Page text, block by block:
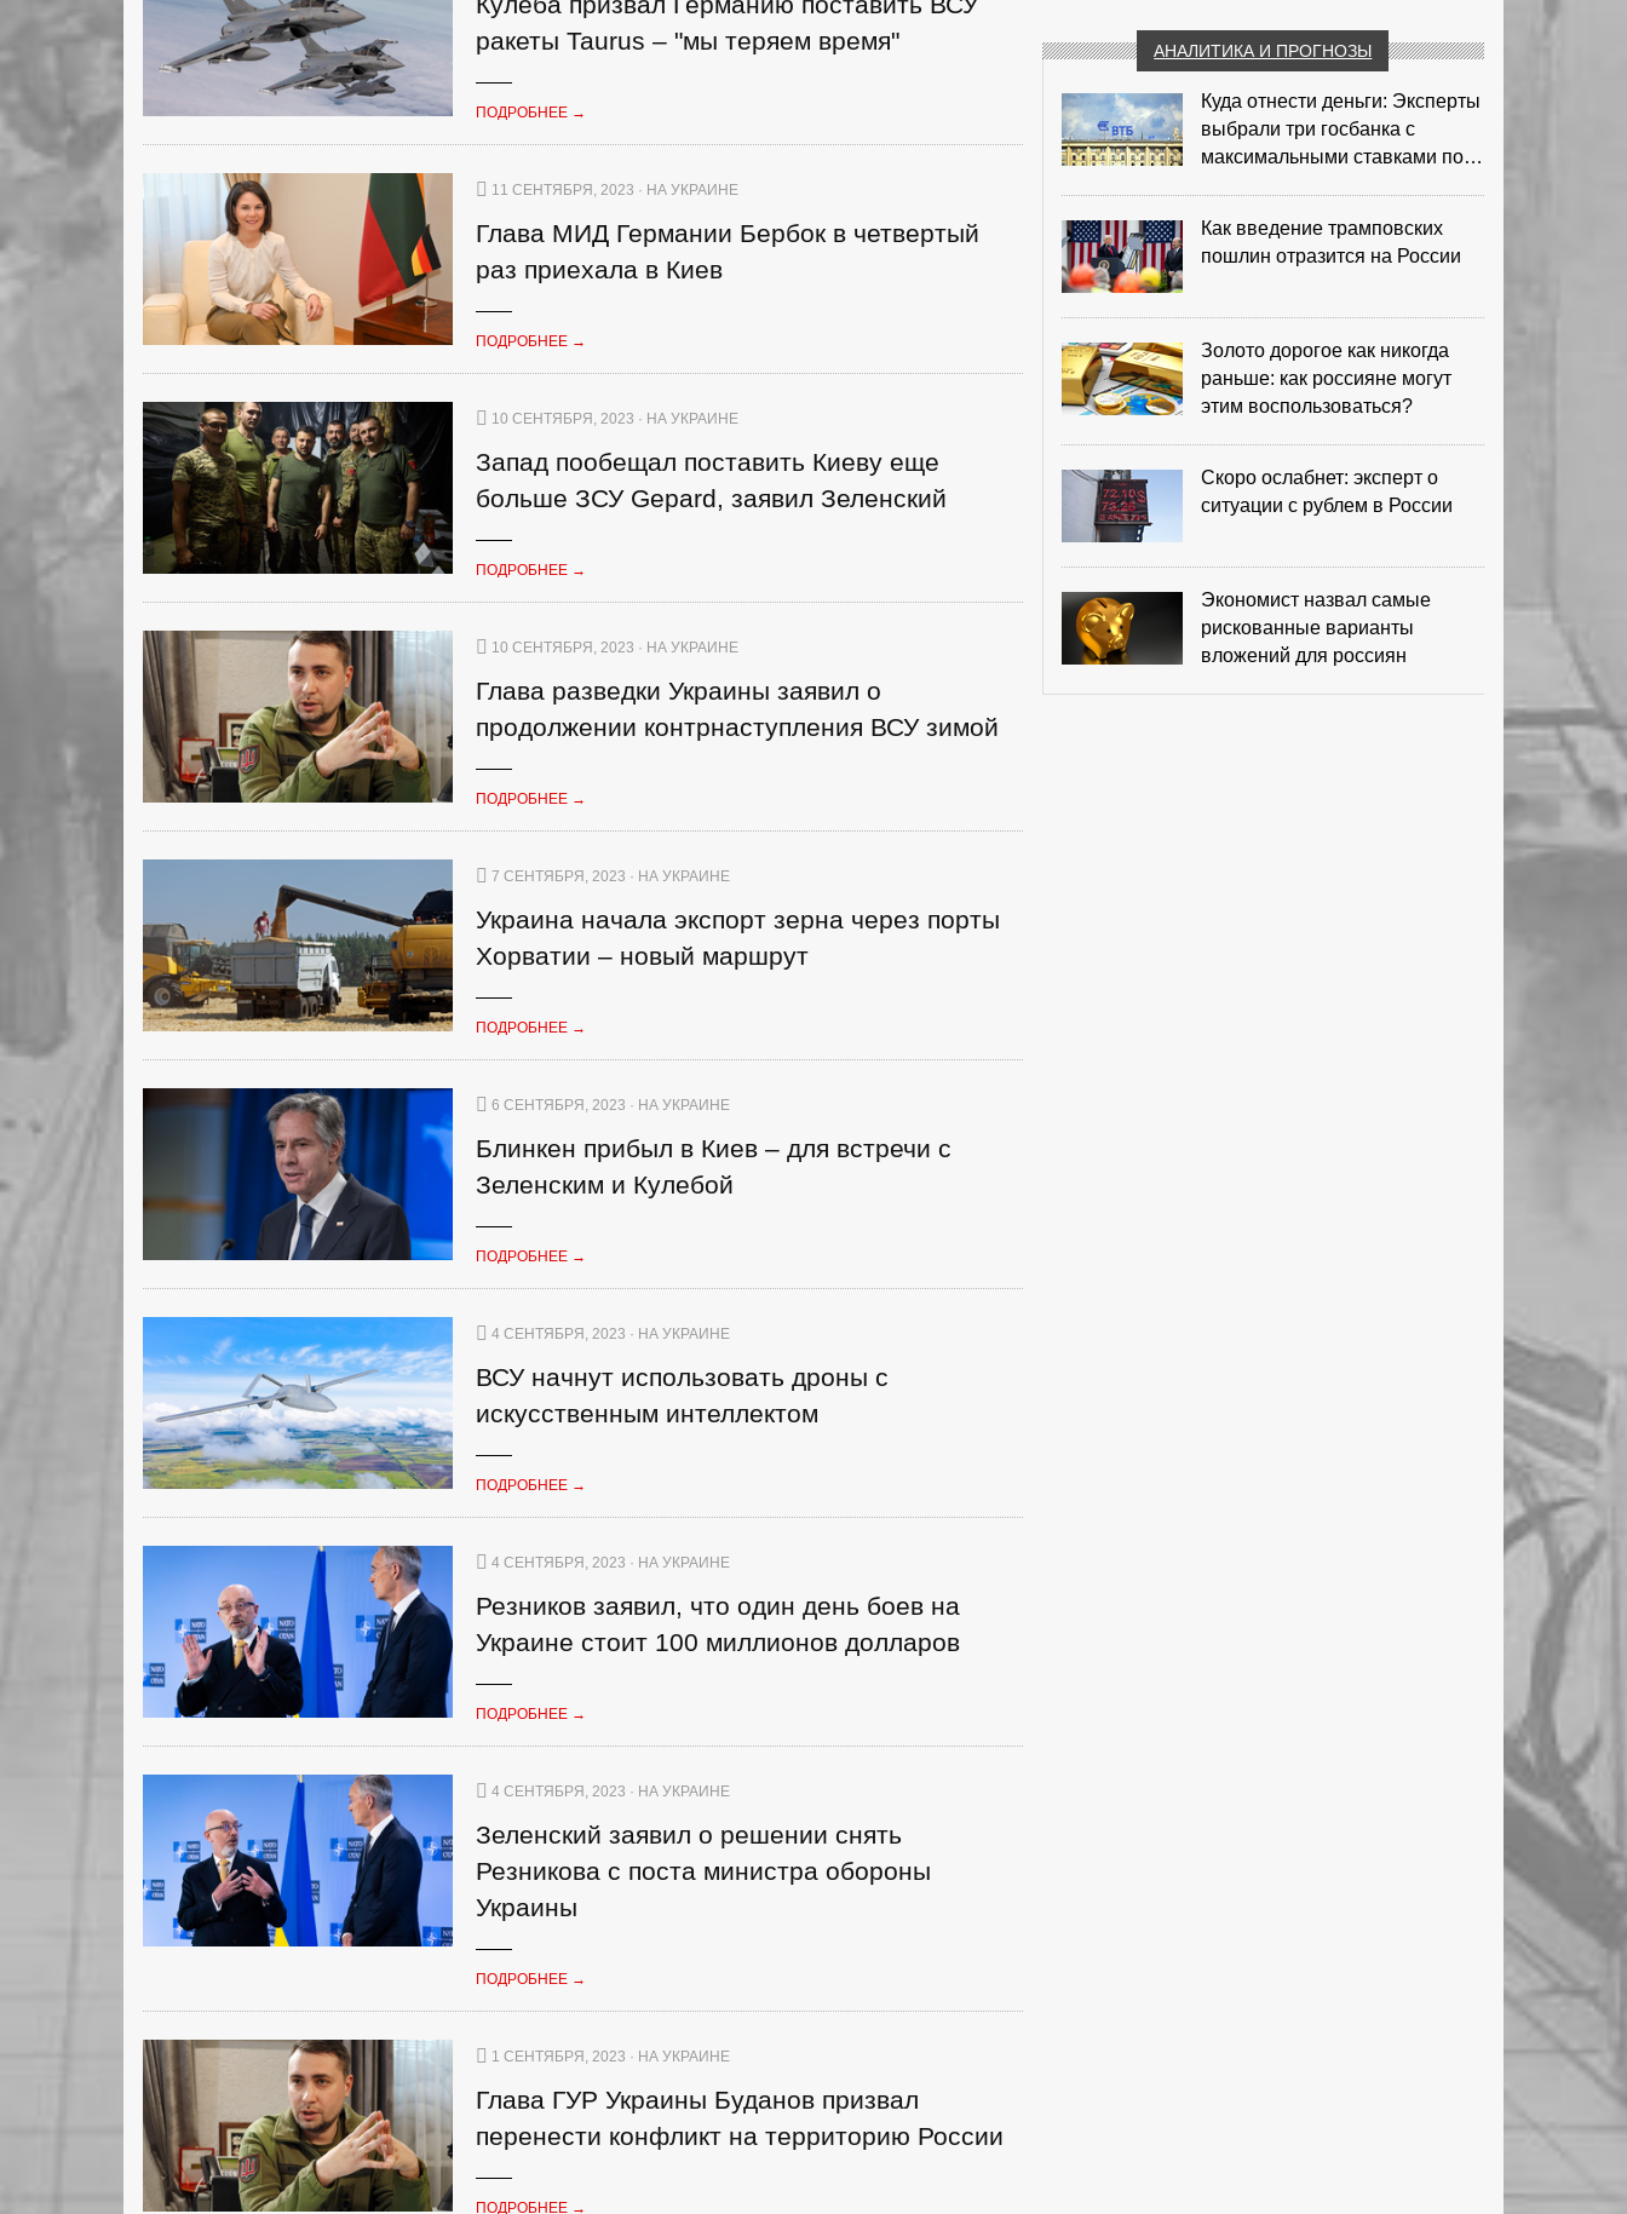
ракеты Taurus – "мы теряем время"
ПОДРОБНЕЕ →
11 СЕНТЯБРЯ, 2023 · НА УКРАИНЕ
Глава МИД Германии Бербок в четвертый
раз приехала в Киев
ПОДРОБНЕЕ →
10 СЕНТЯБРЯ, 2023 · НА УКРАИНЕ
Запад пообещал поставить Киеву еще
больше ЗСУ Gepard, заявил Зеленский
ПОДРОБНЕЕ →
10 СЕНТЯБРЯ, 2023 · НА УКРАИНЕ
Глава разведки Украины заявил о
продолжении контрнаступления ВСУ зимой
ПОДРОБНЕЕ →
7 СЕНТЯБРЯ, 2023 · НА УКРАИНЕ
Украина начала экспорт зерна через порты
Хорватии – новый маршрут
ПОДРОБНЕЕ →
6 СЕНТЯБРЯ, 2023 · НА УКРАИНЕ
Блинкен прибыл в Киев – для встречи с
Зеленским и Кулебой
ПОДРОБНЕЕ →
4 СЕНТЯБРЯ, 2023 · НА УКРАИНЕ
ВСУ начнут использовать дроны с
искусственным интеллектом
ПОДРОБНЕЕ →
4 СЕНТЯБРЯ, 2023 · НА УКРАИНЕ
Резников заявил, что один день боев на
Украине стоит 100 миллионов долларов
ПОДРОБНЕЕ →
4 СЕНТЯБРЯ, 2023 · НА УКРАИНЕ
Зеленский заявил о решении снять
Резникова с поста министра обороны
Украины
ПОДРОБНЕЕ →
1 СЕНТЯБРЯ, 2023 · НА УКРАИНЕ
Глава ГУР Украины Буданов призвал
перенести конфликт на территорию России
ПОДРОБНЕЕ →
АНАЛИТИКА И ПРОГНОЗЫ
Куда отнести деньги: Эксперты
выбрали три госбанка с
максимальными ставками по
Как введение трамповских
пошлин отразится на России
Золото дорогое как никогда
раньше: как россияне могут
этим воспользоваться?
Скоро ослабнет: эксперт о
ситуации с рублем в России
Экономист назвал самые
рискованные варианты
вложений для россиян